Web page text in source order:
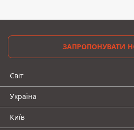
ЗАПРОПОНУВАТИ
Світ
Україна
Київ